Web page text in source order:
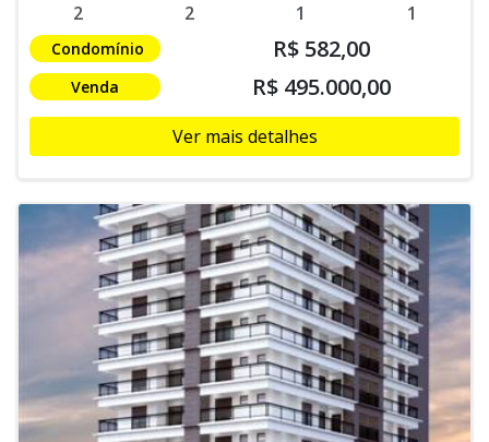
2 2 1 1
Condomínio R$ 582,00
Venda R$ 495.000,00
Ver mais detalhes